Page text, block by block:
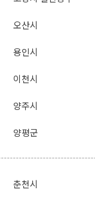
오산시
용인시
이천시
양주시
양평군
춘천시